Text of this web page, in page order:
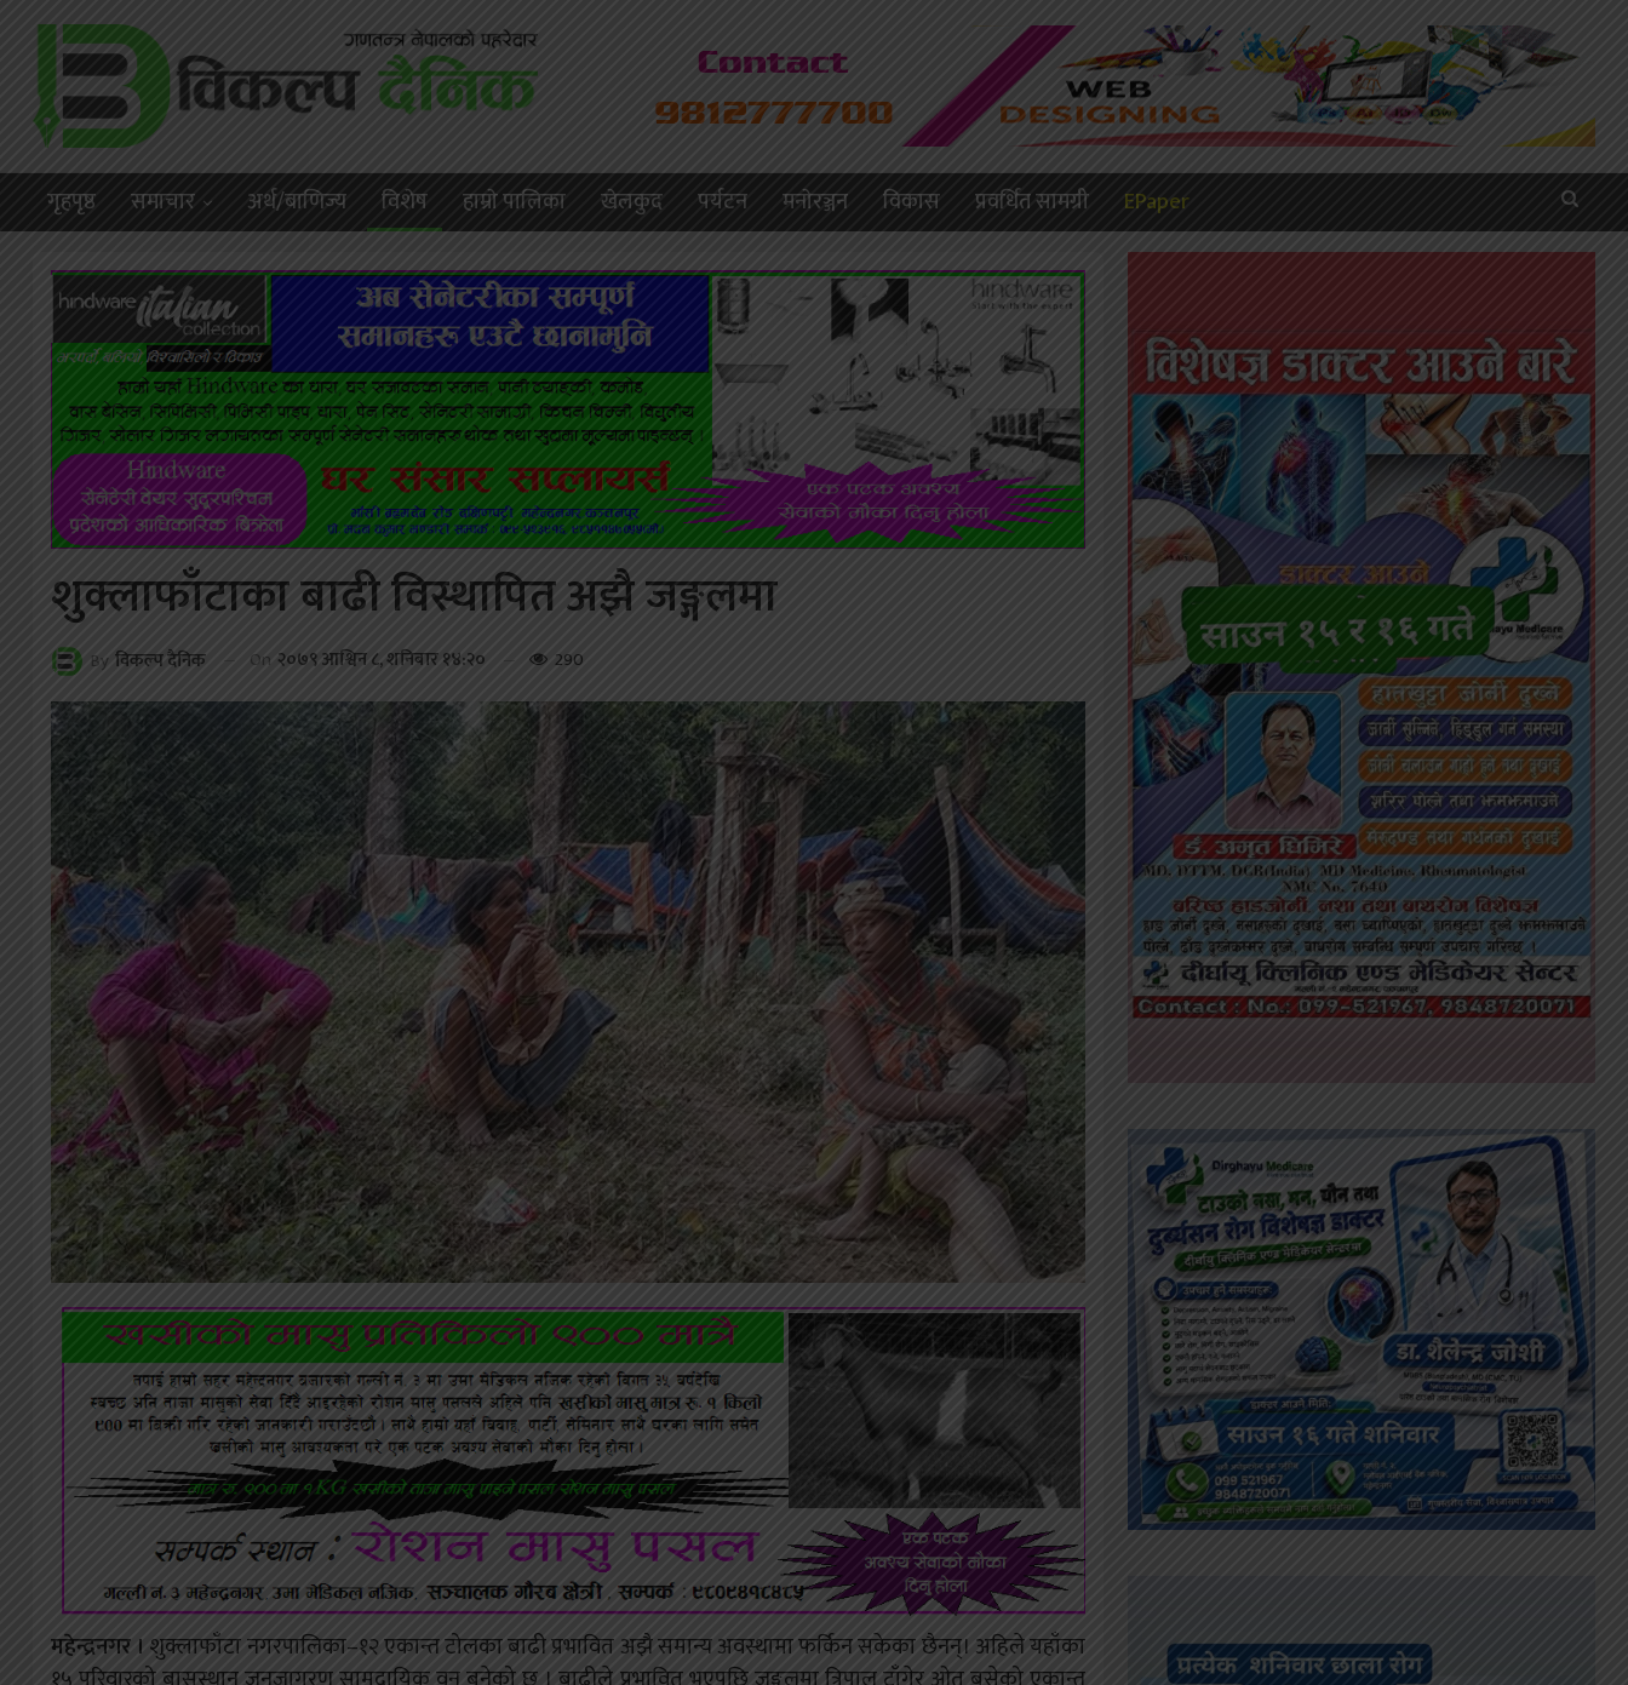
गृहपृष्ठ समाचार अर्थ/बाणिज्य विशेष हाम्राे पालिका खेलकुद पर्यटन मनाेरञ्जन विकास प्रवर्धित सामग्री EPaper
शुक्लाफाँटाका बाढी विस्थापित अझै जङ्गलमा
By विकल्प दैनिक On २०७९ आश्विन ८, शनिबार १४:२० 290
महेन्द्रनगर । शुक्लाफाँटा नगरपालिका–१२ एकान्त टोलका बाढी प्रभावित अझै समान्य अवस्थामा फर्किन सकेका छैनन्। अहिले यहाँका